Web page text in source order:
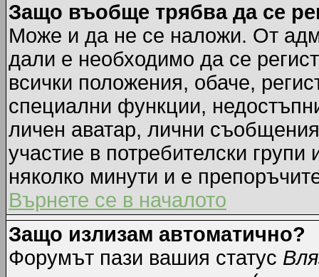
Защо въобще трябва да се
Може и да не се наложи. От
дали е необходимо да се
всички положения, обаче,
специални функции,
личен аватар, лични
участие в потребителски
няколко минути и е
Върнете се в началото
Защо излизам автоматично?
Форумът пази вашия статус